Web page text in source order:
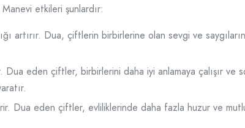
etkileri şunlardır:
artırır. Dua, çiftlerin birbirlerine olan sevgi ve
eden çiftler, birbirlerini daha iyi anlamaya çalışır ve
Dua eden çiftler, evliliklerinde daha fazla huzur ve